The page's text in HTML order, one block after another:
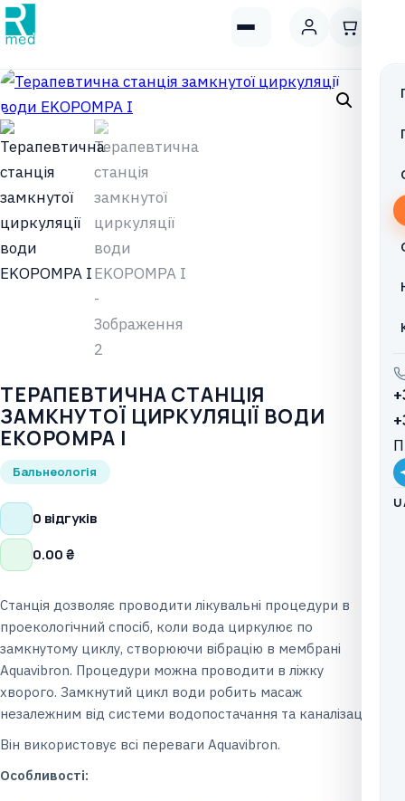
ТЕРАПЕВТИЧНА СТАНЦІЯ
ЗАМКНУТОЇ ЦИРКУЛЯЦІЇ ВОДИ
EKOPOMPA І
Бальнеологія
0 відгуків
0.00₴
Станція дозволяє проводити лікувальні процедури в
проекологічний спосіб, коли вода циркулює по
замкнутому циклу, створюючи вібрацію в мембрані
Aquavibron. Процедури можна проводити в ліжку
хворого. Замкнутий цикл води робить масаж
незалежним від системи водопостачання та каналізації.
Він використовує всі переваги Aquavibron.
Особливості: